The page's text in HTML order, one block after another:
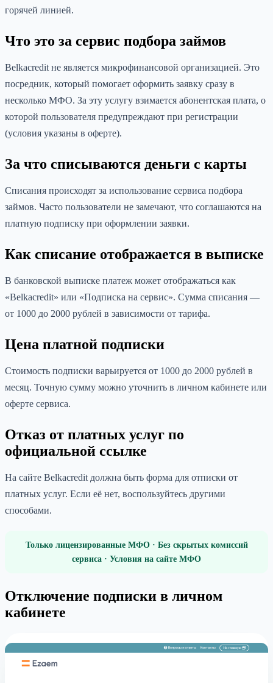
горячей линией.
Что это за сервис подбора займов
Belkacredit не является микрофинансовой организацией. Это
посредник, который помогает оформить заявку сразу в
несколько МФО. За эту услугу взимается абонентская плата, о
которой пользователя предупреждают при регистрации
(условия указаны в оферте).
За что списываются деньги с карты
Списания происходят за использование сервиса подбора
займов. Часто пользователи не замечают, что соглашаются на
платную подписку при оформлении заявки.
Как списание отображается в выписке
В банковской выписке платеж может отображаться как
«Belkacredit» или «Подписка на сервис». Сумма списания —
от 1000 до 2000 рублей в зависимости от тарифа.
Цена платной подписки
Стоимость подписки варьируется от 1000 до 2000 рублей в
месяц. Точную сумму можно уточнить в личном кабинете или
оферте сервиса.
Отказ от платных услуг по
официальной ссылке
На сайте Belkacredit должна быть форма для отписки от
платных услуг. Если её нет, воспользуйтесь другими
способами.
Только лицензированные МФО · Без скрытых комиссий
сервиса · Условия на сайте МФО
Отключение подписки в личном
кабинете